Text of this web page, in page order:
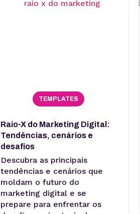
TEMPLATES
Raio-X do Marketing Digital:
Tendências, cenários e
desafios
Descubra as principais
tendências e cenários que
moldam o futuro do
marketing digital e se
prepare para enfrentar os